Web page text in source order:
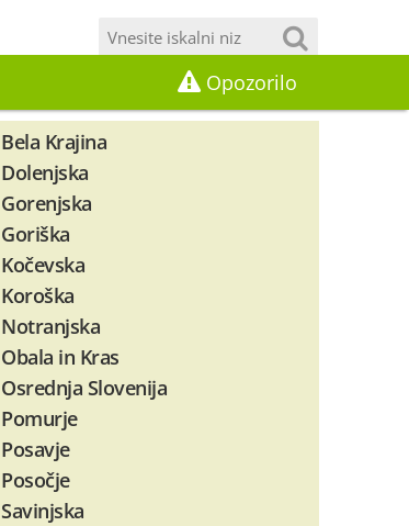
Opozorilo
Bela Krajina
Dolenjska
Gorenjska
Goriška
Kočevska
Koroška
Notranjska
Obala in Kras
Osrednja Slovenija
Pomurje
Posavje
Posočje
Savinjska